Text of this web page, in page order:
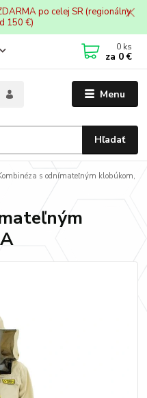
po celej SR (regionálny
150 €)
Menu
Hľadať
0 ks
za 0 €
s odnímateľným klobúkom,